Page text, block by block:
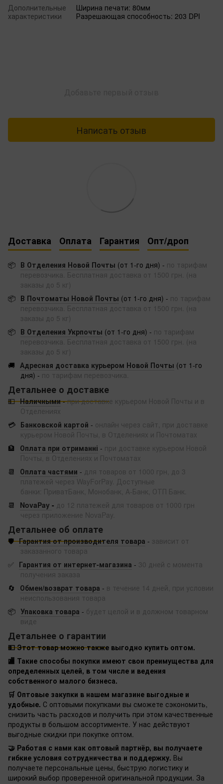
Дополнительные
характеристики
Ширина печати: 80мм
Разрешающая способность: 203 DPI
Написать отзыв
Доставка Оплата Гарантия Опт/дроп
📦 В Отделения Новой Почты (от 1-го дня) - по тарифам
перевозчика. Бесплатная доставка от 1500 грн. (на
заказы до 5 кг)
📦 В Почтоматы Новой Почты (от 1-го дня) - по тарифам
перевозчика. Бесплатная доставка от 1500 грн. (на
заказы до 5 кг)
📦 В Отделения Укрпочты (от 1-го дня) - по тарифам
перевозчика. Бесплатная доставка от 1500 грн. (на
заказы до 5 кг)
🚚 Адресная доставка курьером Новой Почты (от 1-го
дня) - по тарифам перевозчика.
Детальнее о доставке
💵 Наличными-при доставке курьером Новой Почты и в
Отделениях
💳 Банковской картой - онлайн через сайт, при доставке
курьером Новой Почты, в Отделениях и Почтоматах
🏦
Оплата при отриманні - при доставке курьером Новой
Почты, в Отделениях и Почтоматах
📆
Оплата частями - для товаров от 1000 грн, до 3
платежей через WayForPay. Доступные
банки: ПриватБанк, Монобанк, А-Банк, ОТП Банк.
📆
NovaPay - до 12 платежей для товаров от 1000 грн
через приложение NovaPay.
Детальнее об оплате
🛡️ Гарантия от производителя товара - зависит от
заказанного товара
✅ Гарантия от интернет-магазина - 30 дней с момента
получения заказа
🔄
Обмен/возврат товара - в течение 14 дней, при условии
неиспользования товара
📦 Упаковка товара - будет целой и в должном товарном
виде
Детальнее о гарантии
💵 Этот товар можно также выгодно купить оптом.
🏬 Такие способы покупки имеют свои преимущества для
определенных целей, в том числе и ведения
собственного малого бизнеса.
🛒 Оптовые закупки в нашем магазине выгодные и
удобные. С оптовыми покупками вы сможете сэкономить,
снизить часть расходов и получить при этом качественные
продукты в большом ассортименте. У нас действуют
выгодные скидки при покупке оптом.
🤝 Работая с нами как оптовый партнёр, вы получаете
гибкие условия сотрудничества и поддержку. Вы
получаете персональные цены, быструю логистику и
широкий выбор проверенной оригинальной продукции. За